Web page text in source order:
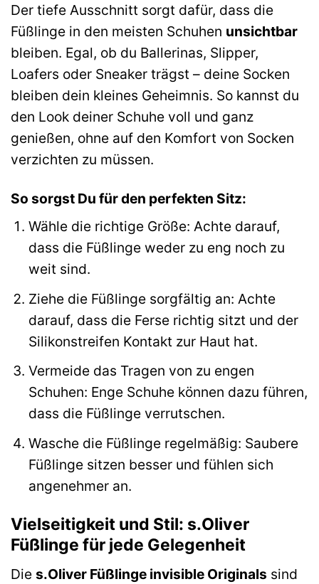
Der tiefe Ausschnitt sorgt dafür, dass die
Füßlinge in den meisten Schuhen unsichtbar
bleiben. Egal, ob du Ballerinas, Slipper,
Loafers oder Sneaker trägst – deine Socken
bleiben dein kleines Geheimnis. So kannst du
den Look deiner Schuhe voll und ganz
genießen, ohne auf den Komfort von Socken
verzichten zu müssen.
So sorgst Du für den perfekten Sitz:
Wähle die richtige Größe: Achte darauf,
dass die Füßlinge weder zu eng noch zu
weit sind.
Ziehe die Füßlinge sorgfältig an: Achte
darauf, dass die Ferse richtig sitzt und der
Silikonstreifen Kontakt zur Haut hat.
Vermeide das Tragen von zu engen
Schuhen: Enge Schuhe können dazu führen,
dass die Füßlinge verrutschen.
Wasche die Füßlinge regelmäßig: Saubere
Füßlinge sitzen besser und fühlen sich
angenehmer an.
Vielseitigkeit und Stil: s.Oliver
Füßlinge für jede Gelegenheit
Die s.Oliver Füßlinge invisible Originals sind